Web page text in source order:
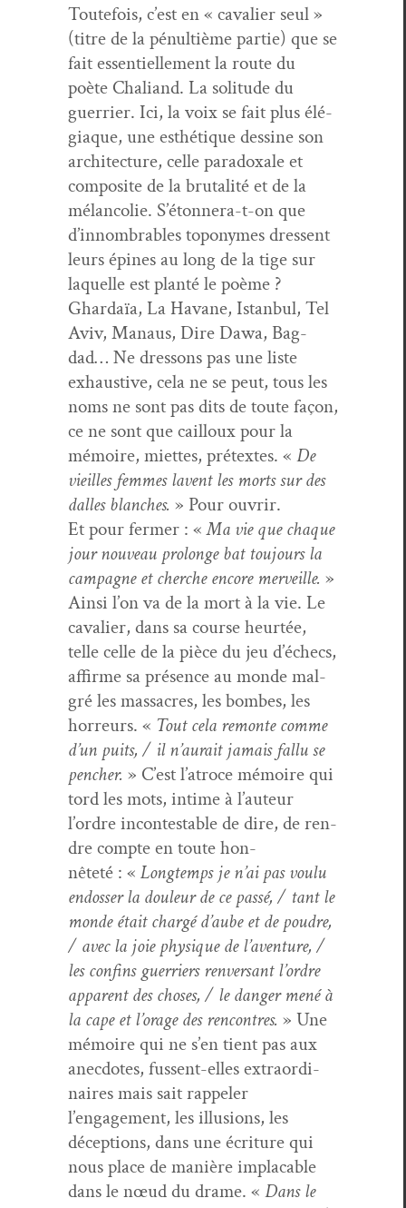
Toute­fois, c’est en « cav­a­lier seul »
(titre de la pénul­tième par­tie) que se
fait essen­tielle­ment la route du
poète Chaliand. La soli­tude du
guer­ri­er. Ici, la voix se fait plus élé­
giaque, une esthé­tique des­sine son
archi­tec­ture, celle para­doxale et
com­pos­ite de la bru­tal­ité et de la
mélan­col­ie. S’étonnera-t-on que
d’innombrables toponymes dressent
leurs épines au long de la tige sur
laque­lle est plan­té le poème ?
Ghardaïa, La Havane, Istan­bul, Tel
Aviv, Man­aus, Dire Dawa, Bag­
dad… Ne dres­sons pas une liste
exhaus­tive, cela ne se peut, tous les
noms ne sont pas dits de toute façon,
ce ne sont que cail­loux pour la
mémoire, miettes, pré­textes. « De
vieilles femmes lavent les morts sur des
dalles blanch­es. » Pour ouvrir.
Et pour fer­mer : «Ma vie que chaque
jour nou­veau pro­longe bat tou­jours la
cam­pagne et cherche encore mer­veille. »
Ain­si l’on va de la mort à la vie. Le
cav­a­lier, dans sa course heurtée,
telle celle de la pièce du jeu d’échecs,
affirme sa présence au monde mal­
gré les mas­sacres, les bombes, les
hor­reurs. « Tout cela remonte comme
d’un puits, / il n’aurait jamais fal­lu se
pencher. » C’est l’atroce mémoire qui
tord les mots, intime à l’auteur
l’ordre incon­testable de dire, de ren­
dre compte en toute hon­
nêteté : « Longtemps je n’ai pas voulu
endoss­er la douleur de ce passé, / tant le
monde était chargé d’aube et de poudre,
/ avec la joie physique de l’aventure, /
les con­fins guer­ri­ers ren­ver­sant l’ordre
appar­ent des choses, / le dan­ger mené à
la cape et l’orage des ren­con­tres. » Une
mémoire qui ne s’en tient pas aux
anec­dotes, fussent-elles extra­or­di­
naires mais sait rap­pel­er
l’engagement, les illu­sions, les
décep­tions, dans une écri­t­ure qui
nous place de manière implaca­ble
dans le nœud du drame. « Dans le